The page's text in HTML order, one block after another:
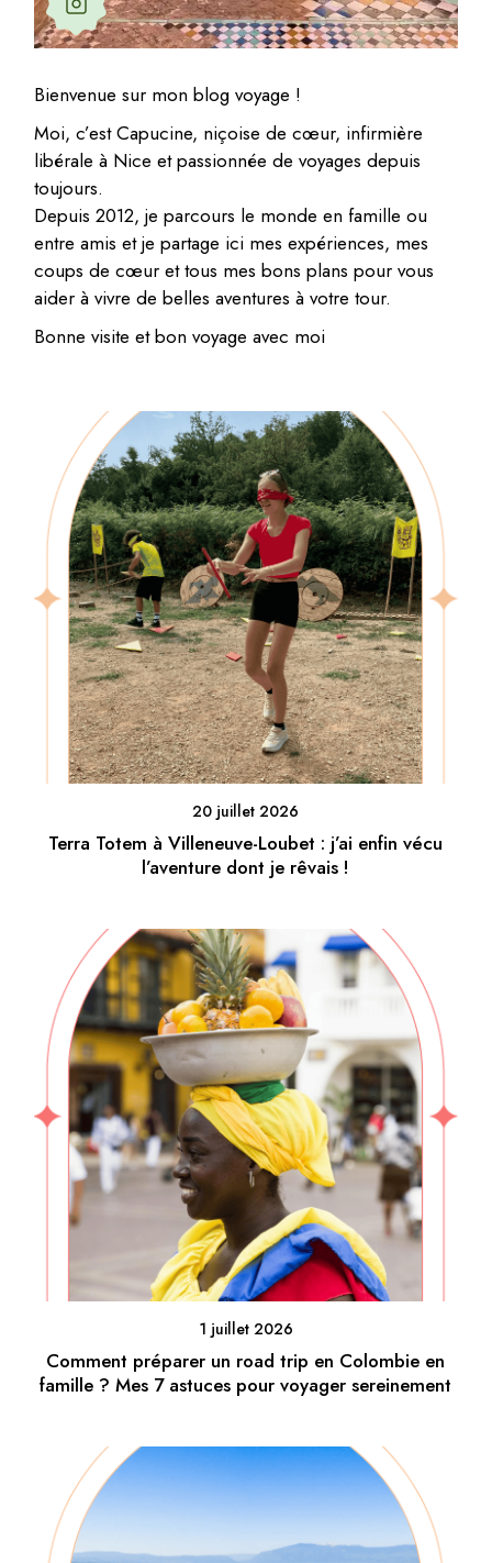
Bienvenue sur mon blog voyage !
Moi, c’est Capucine, niçoise de cœur, infirmière
libérale à Nice et passionnée de voyages depuis
toujours.
Depuis 2012, je parcours le monde en famille ou
entre amis et je partage ici mes expériences, mes
coups de cœur et tous mes bons plans pour vous
aider à vivre de belles aventures à votre tour.
Bonne visite et bon voyage avec moi
20 juillet 2026
Terra Totem à Villeneuve-Loubet : j’ai enfin vécu
l’aventure dont je rêvais !
1 juillet 2026
Comment préparer un road trip en Colombie en
famille ? Mes 7 astuces pour voyager sereinement